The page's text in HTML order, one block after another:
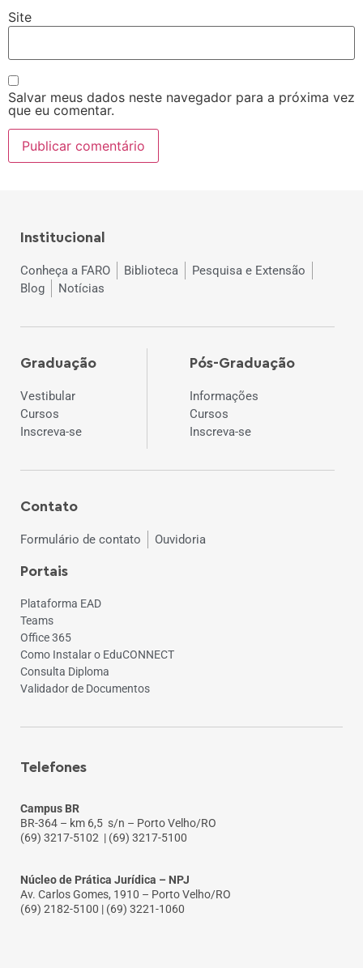
Site
Salvar meus dados neste navegador para a próxima vez
que eu comentar.
Institucional
Conheça a FARO Biblioteca
Pesquisa e Extensão
Blog
Notícias
Graduação
Vestibular
Cursos
Inscreva-se
Pós-Graduação
Informações
Cursos
Inscreva-se
Contato
Formulário de contato Ouvidoria
Portais
Plataforma EAD
Teams
Office 365
Como Instalar o EduCONNECT
Consulta Diploma
Validador de Documentos
Telefones
Campus BR
BR-364 – km 6,5 s/n – Porto Velho/RO
(69) 3217-5102 | (69) 3217-5100
Núcleo de Prática Jurídica – NPJ
Av. Carlos Gomes, 1910 – Porto Velho/RO
(69) 2182-5100 | (69) 3221-1060